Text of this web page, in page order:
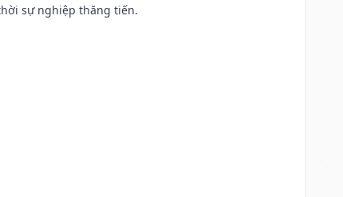
sự nghiệp thăng tiến.